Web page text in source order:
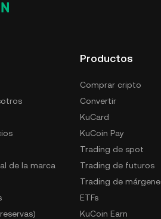
un monedero de hardware, un
de la marca
Productos
Comprar cripto
Convertir
KuCard
KuCoin Pay
Trading de spot
Trading de futuros
Trading de
ETFs
KuCoin Earn